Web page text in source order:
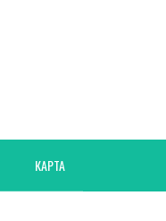
КАРТА